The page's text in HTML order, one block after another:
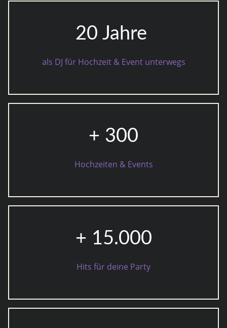
20 Jahre
als DJ für Hochzeit & Event unterwegs
+ 300
Hochzeiten & Events
+ 15.000
Hits für deine Party